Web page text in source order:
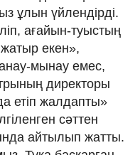
ұлын үйлендірді.
ағайын-туыстың
екен»,
мынау емес,
директоры
етіп жалдапты»
сәттен
айтылып жатты.